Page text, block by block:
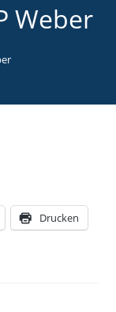
Weber
Drucken